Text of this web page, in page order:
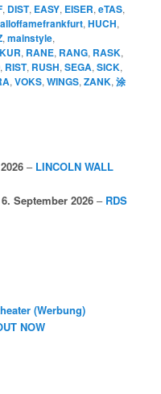
, DIST, EASY, EISER,eTAS,
,HUCH,
,mainstyle,
, RANE, RANG, RASK,
, RIST, RUSH,SEGA,SICK,
,VOKS,WINGS,ZANK,涂
– LINCOLN WALL
6. September 2026 – RDS
(Werbung)
NOW